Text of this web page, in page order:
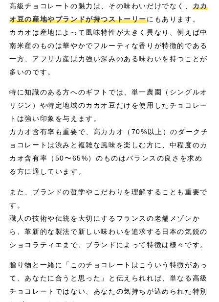
高級チョコレートの魅力は、その味わいだけでなく、 カカ
オ豆の産地やブランドが持つストーリーにもあります。
カカオは産地によって風味特性が大きく異なり、例えば中
南米産のものは華やかでフルーティな香りが特徴的である
一方、アフリカ産は力強い深みのある味わいを持つことが
多いのです。
特に知識のある方へのギフトでは、単一農園（シングルオ
リジン）や特定地域のカカオ豆だけを使用したチョコレー
トは強い印象を与えます。
カカオ含有率も重要で、高カカオ（70%以上）のダークチ
ョコレートは渋みと複雑な風味を楽しむ方に、中程度のカ
カオ含有率（50〜65%）のものはバランスの良さを求め
る方に適しています。
また、ブランドの哲学やこだわりを理解することも重要で
す。
職人の技術や伝統を大切にするフランスの老舗メゾンか
ら、革新的な製法で新しい味わいを追求する日本の気鋭の
ショコラティエまで、ブランドによって特徴は様々です。
贈り物と一緒に「このチョコレートはこういう特徴があっ
て、あなたに合うと思った」と伝えられれば、単なる高級
チョコレートではない、あなたの気持ちが込められた特別